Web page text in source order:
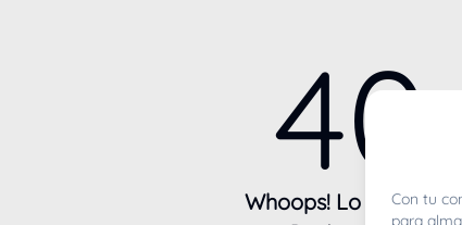
Whoops! Lo sentimos
Con tu
para